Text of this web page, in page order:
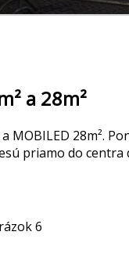
a 28m²
MOBILED 28m².
priamo do centra